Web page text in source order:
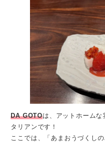
DA GOTOは、アットホームな
タリアンです！
ここでは、「あまおうづくし